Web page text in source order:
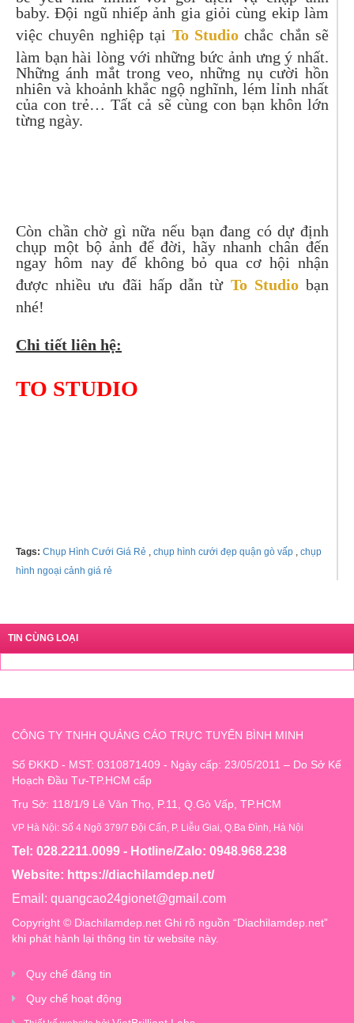
baby. Đội ngũ nhiếp ảnh gia giỏi cùng ekip làm
việc chuyên nghiệp tại To Studiochắc chắn sẽ
làm bạn hài lòng với những bức ảnh ưng ý nhất.
Những ánh mắt trong veo, những nụ cười hồn
nhiên và khoảnh khắc ngộ nghĩnh, lém lỉnh nhất
của con trẻ… Tất cả sẽ cùng con bạn khôn lớn
từng ngày.
Còn chần chờ gì nữa nếu bạn đang có dự định
chụp một bộ ảnh để đời, hãy nhanh chân đến
ngay hôm nay để không bỏ qua cơ hội nhận
được nhiều ưu đãi hấp dẫn từ To Studiobạn
nhé!
Chi tiết liên hệ:
TO STUDIO
Tags: Chụp Hình Cưới Giá Rẻ , chụp hình cưới đẹp quận gò vấp , chụp
hình ngoại cảnh giá rẻ
TIN CÙNG LOẠI
CÔNG TY TNHH QUẢNG CÁO TRỰC TUYẾN BÌNH MINH
Số ĐKKD - MST: 0310871409 - Ngày cấp: 23/05/2011 – Do Sở Kế
Hoạch Đầu Tư-TP.HCM cấp
Trụ Sở: 118/1/9 Lê Văn Thọ, P.11, Q.Gò Vấp, TP.HCM
VP Hà Nội: Số 4 Ngõ 379/7 Đội Cấn, P. Liễu Giai, Q.Ba Đình, Hà Nội
Tel: 028.2211.0099 - Hotline/Zalo: 0948.968.238
Website: https://diachilamdep.net/
Email: quangcao24gionet@gmail.com
Copyright © Diachilamdep.net Ghi rõ nguồn “Diachilamdep.net”
khi phát hành lại thông tin từ website này.
Quy chế đăng tin
Quy chế hoạt động